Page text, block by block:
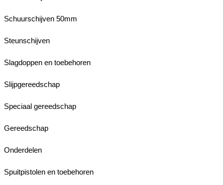
Schuurschijven 50mm
Steunschijven
Slagdoppen en toebehoren
Slijpgereedschap
Speciaal gereedschap
Gereedschap
Onderdelen
Spuitpistolen en toebehoren